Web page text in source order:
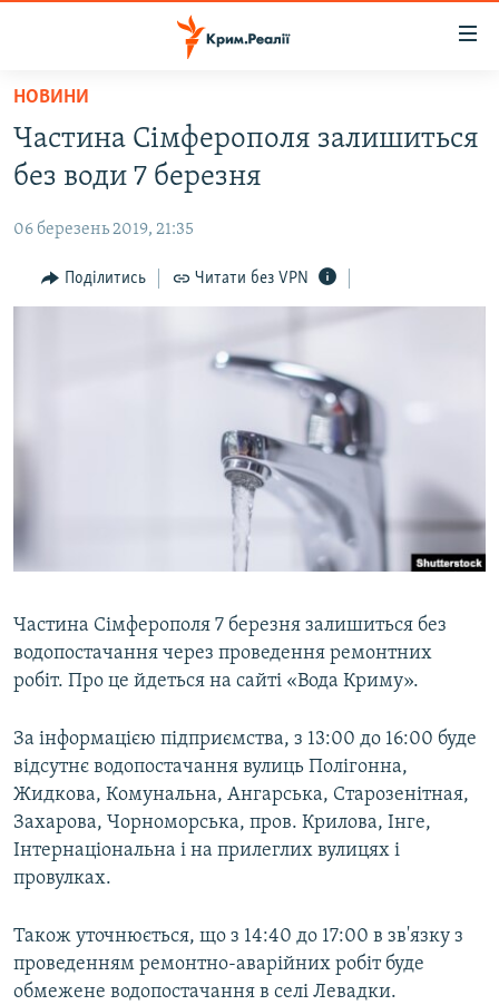
Перейти
основного
матеріалу
до
навігації
Перейти
ВОДА.КРИМ
ПОЛІТИКА
БЛОГИ
ЯК ОБІЙТИ БЛОКУВАННЯ
Qırımtatar
Усі сайти RFE/RL
НОВИНИ
Частина Сімферополя залишиться
без води 7 березня
06 березень 2019, 21:35
Поділитись Читати без VPN
Частина Сімферополя 7 березня залишиться без
водопостачання через проведення ремонтних
робіт. Про це йдеться на сайті «Вода Криму».
За інформацією підприємства, з 13:00 до 16:00 буде
відсутнє водопостачання вулиць Полігонна,
Жидкова, Комунальна, Ангарська, Старозенітная,
Захарова, Чорноморська, пров. Крилова, Інге,
Інтернаціональна і на прилеглих вулицях і
провулках.
Також уточнюється, що з 14:40 до 17:00 в зв'язку з
проведенням ремонтно-аварійних робіт буде
обмежене водопостачання в селі Левадки.